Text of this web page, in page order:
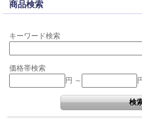
商品検索
キーワード検索
価格帯検索
円 ～